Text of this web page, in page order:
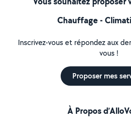
Chauffage -
Inscrivez-vous et répondez aux
vous !
Proposer mes
À Propos